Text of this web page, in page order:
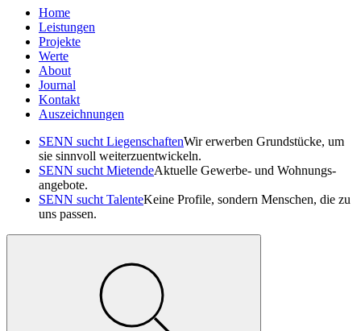
Home
Leistungen
Projekte
Werte
About
Journal
Kontakt
Auszeichnungen
SENN sucht Liegen­schaftenWir erwerben Grund­stücke, um
sie sinnvoll weiterzuentwickeln.
SENN sucht MietendeAktuelle Gewerbe- und Wohnungs­
angebote.
SENN sucht TalenteKeine Profile, sondern Menschen, die zu
uns passen.